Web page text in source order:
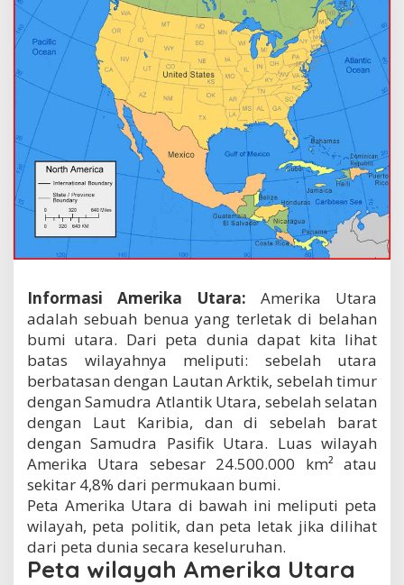
Informasi Amerika Utara: Amerika Utara
adalah sebuah benua yang terletak di belahan
bumi utara. Dari peta dunia dapat kita lihat
batas wilayahnya meliputi: sebelah utara
berbatasan dengan Lautan Arktik, sebelah timur
dengan Samudra Atlantik Utara, sebelah selatan
dengan Laut Karibia, dan di sebelah barat
dengan Samudra Pasifik Utara. Luas wilayah
Amerika Utara sebesar 24.500.000 km² atau
sekitar 4,8% dari permukaan bumi.
Peta Amerika Utara di bawah ini meliputi peta
wilayah, peta politik, dan peta letak jika dilihat
dari peta dunia secara keseluruhan.
Peta wilayah Amerika Utara